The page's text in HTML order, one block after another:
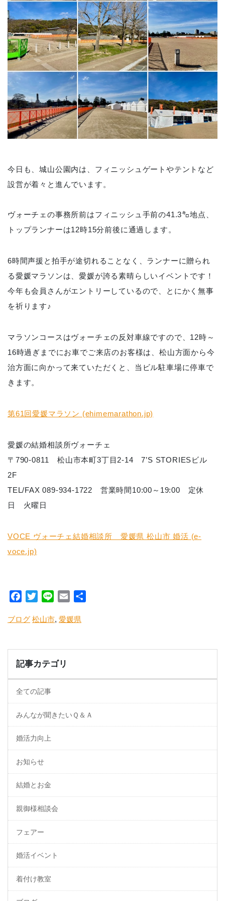
今日も、城山公園内は、フィニッシュゲートやテントなど
設営が着々と進んでいます。
ヴォーチェの事務所前はフィニッシュ手前の41.3㌔地点、
トップランナーは12時15分前後に通過します。
6時間声援と拍手が途切れることなく、ランナーに贈られ
る愛媛マラソンは、愛媛が誇る素晴らしいイベントです！
今年も会員さんがエントリーしているので、とにかく無事
を祈ります♪
マラソンコースはヴォーチェの反対車線ですので、12時～
16時過ぎまでにお車でご来店のお客様は、松山方面から今
治方面に向かって来ていただくと、当ビル駐車場に停車で
きます。
第61回愛媛マラソン (ehimemarathon.jp)
愛媛の結婚相談所ヴォーチェ
〒790-0811 松山市本町3丁目2-14 7’S STORIESビル
2F
TEL/FAX 089-934-1722 営業時間10:00～19:00 定休
日 火曜日
VOCE ヴォーチェ結婚相談所 愛媛県 松山市 婚活 (e-
voce.jp)
Facebook
TwitterLine Email
ブログ 松山市, 愛媛県
記事カテゴリ
全ての記事
みんなが聞きたいＱ＆Ａ
婚活力向上
お知らせ
結婚とお金
親御様相談会
フェアー
婚活イベント
着付け教室